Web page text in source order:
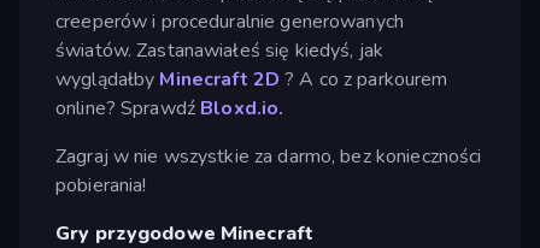
creeperów i proceduralnie generowanych
światów. Zastanawiałeś się kiedyś, jak
wyglądałby Minecraft 2D ? A co z parkourem
online? Sprawdź Bloxd.io.
Zagraj w nie wszystkie za darmo, bez konieczności
pobierania!
Gry przygodowe Minecraft